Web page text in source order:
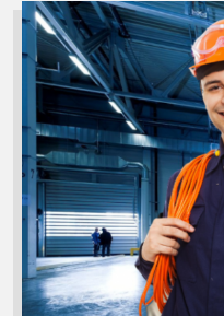
Przeczytaj
więcej
o
Certyfikat
VCA
klucz
do
sukcesu
wielu
branżach